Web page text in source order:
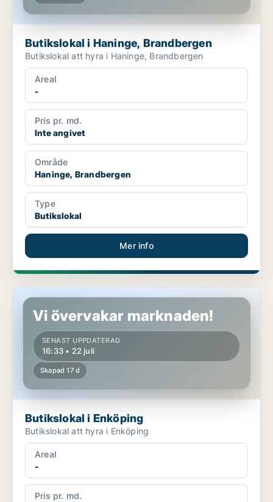
Butikslokal i Haninge, Brandbergen
Butikslokal att hyra i Haninge, Brandbergen
Areal
-
Pris pr. md.
Inte angivet
Område
Haninge, Brandbergen
Type
Butikslokal
Mer info
Butikslokal i Enköping
Vi övervakar marknaden!
SENAST UPPDATERAD
16:33 • 22 juli
Skapad 17 d
Butikslokal i Enköping
Butikslokal att hyra i Enköping
Areal
-
Pris pr. md.